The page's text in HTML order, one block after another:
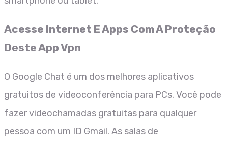
Acesse Internet E Apps Com A Proteção
Deste App Vpn
O Google Chat é um dos melhores aplicativos
gratuitos de videoconferência para PCs. Você pode
fazer videochamadas gratuitas para qualquer
pessoa com um ID Gmail. As salas de